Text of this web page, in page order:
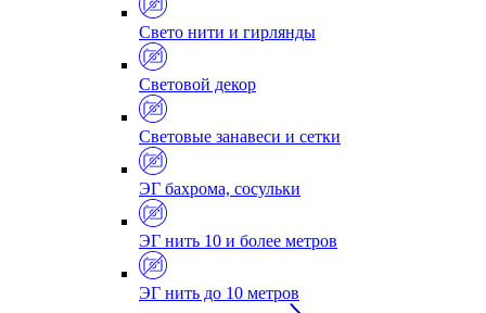
Свето нити и гирлянды
Световой декор
Световые занавеси и сетки
ЭГ бахрома, сосульки
ЭГ нить 10 и более метров
ЭГ нить до 10 метров